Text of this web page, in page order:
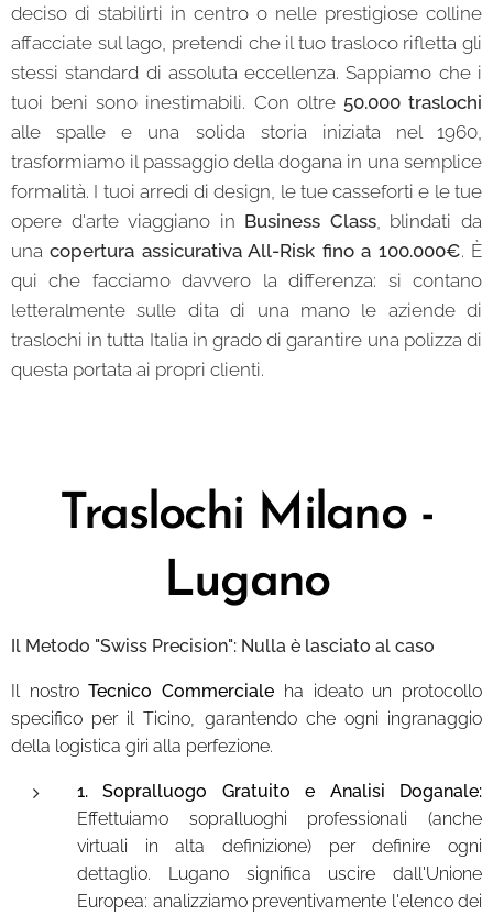
deciso di stabilirti in centro o nelle prestigiose colline
affacciate sul lago, pretendi che il tuo trasloco rifletta gli
stessi standard di assoluta eccellenza. Sappiamo che i
tuoi beni sono inestimabili. Con oltre 50.000 traslochi
alle spalle e una solida storia iniziata nel 1960,
trasformiamo il passaggio della dogana in una semplice
formalità. I tuoi arredi di design, le tue casseforti e le tue
opere d'arte viaggiano in Business Class, blindati da
unacopertura assicurativa All-Risk fino a 100.000€. È
qui che facciamo davvero la differenza: si contano
letteralmente sulle dita di una mano le aziende di
traslochi in tutta Italia in grado di garantire una polizza di
questa portata ai propri clienti.
Traslochi Milano -
Lugano
Il Metodo "Swiss Precision": Nulla è lasciato al caso
Il nostroTecnico Commerciale ha ideato un protocollo
specifico per il Ticino, garantendo che ogni ingranaggio
della logistica giri alla perfezione.
1. Sopralluogo Gratuito e Analisi Doganale:
Effettuiamo sopralluoghi professionali (anche
virtuali in alta definizione) per definire ogni
dettaglio. Lugano significa uscire dall'Unione
Europea: analizziamo preventivamente l'elenco dei